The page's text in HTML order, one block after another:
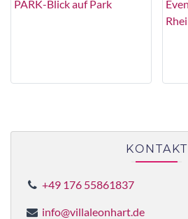
KONTAKT
+49 176 55861837
info@villaleonhart.de